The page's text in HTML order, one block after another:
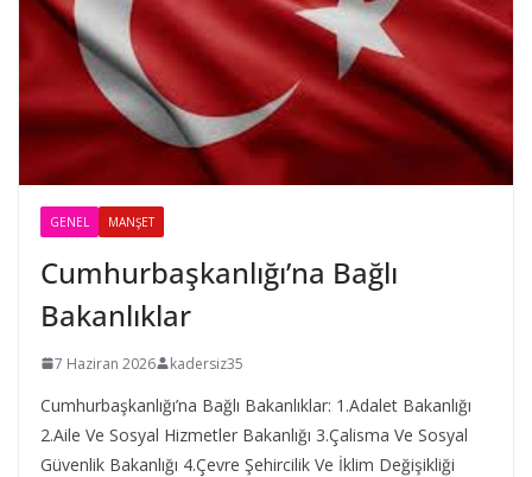
GENEL MANŞET
Cumhurbaşkanlığı’na Bağlı
Bakanlıklar
7 Haziran 2026 kadersiz35
Cumhurbaşkanlığı’na Bağlı Bakanlıklar: 1.Adalet Bakanlığı
2.Aile Ve Sosyal Hizmetler Bakanlığı 3.Çalisma Ve Sosyal
Güvenlik Bakanlığı 4.Çevre Şehircilik Ve İklim Değişikliği